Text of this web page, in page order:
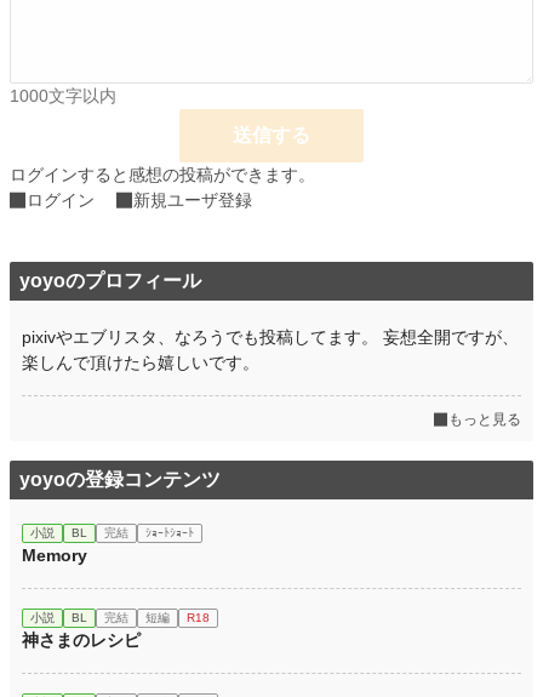
1000文字以内
送信する
ログインすると感想の投稿ができます。
ログイン
新規ユーザ登録
yoyoのプロフィール
pixivやエブリスタ、なろうでも投稿してます。 妄想全開ですが、
楽しんで頂けたら嬉しいです。
もっと見る
yoyoの登録コンテンツ
小説 BL 完結 ｼｮｰﾄｼｮｰﾄ
Memory
小説 BL 完結 短編 R18
神さまのレシピ